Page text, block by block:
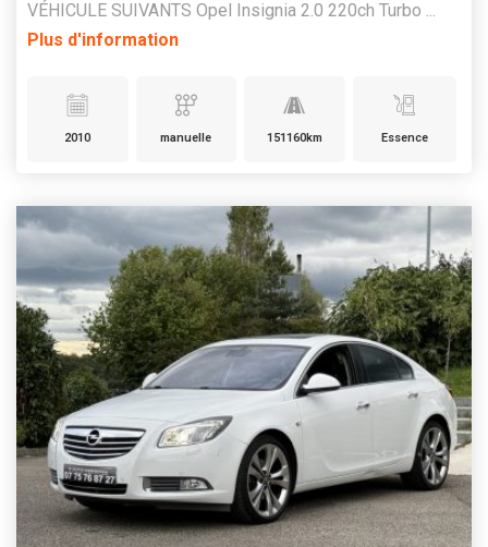
VÉHICULE SUIVANTS Opel Insignia 2.0 220ch Turbo ...
Plus d'information
2010 manuelle 151160km Essence